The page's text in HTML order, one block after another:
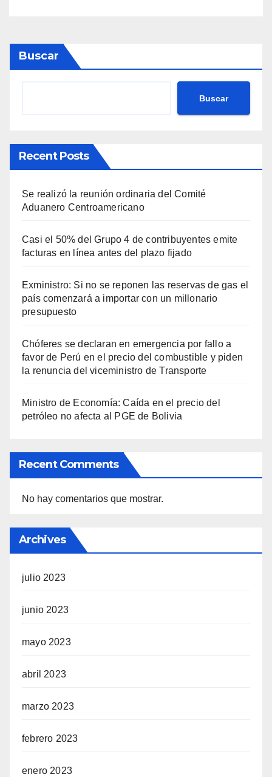
Buscar
Buscar
Recent Posts
Se realizó la reunión ordinaria del Comité
Aduanero Centroamericano
Casi el 50% del Grupo 4 de contribuyentes emite
facturas en línea antes del plazo fijado
Exministro: Si no se reponen las reservas de gas el
país comenzará a importar con un millonario
presupuesto
Chóferes se declaran en emergencia por fallo a
favor de Perú en el precio del combustible y piden
la renuncia del viceministro de Transporte
Ministro de Economía: Caída en el precio del
petróleo no afecta al PGE de Bolivia
Recent Comments
No hay comentarios que mostrar.
Archives
julio 2023
junio 2023
mayo 2023
abril 2023
marzo 2023
febrero 2023
enero 2023